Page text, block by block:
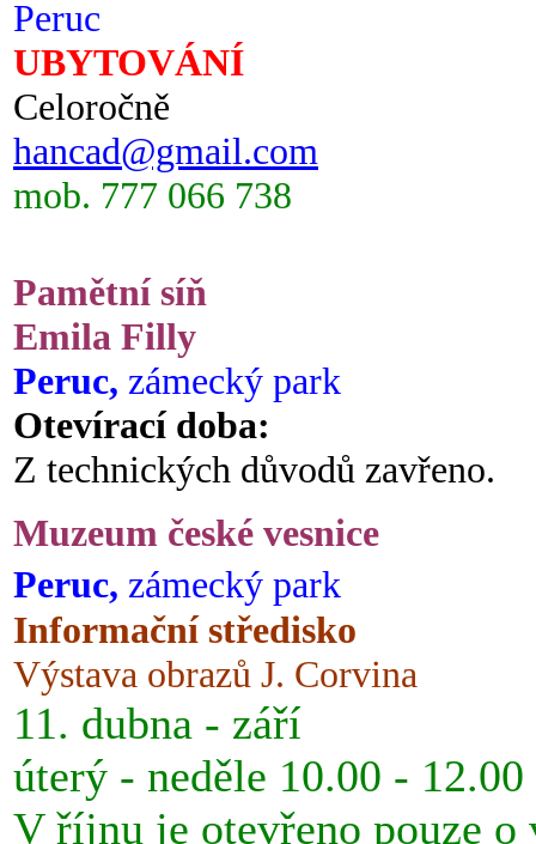
Peruc
UBYTOVÁNÍ
Celoročně
hancad@gmail.com
mob. 777 066 738
Pamětní síň
Emila Filly
Peruc, zámecký park
Otevírací doba:
Z technických důvodů zavřeno.
Muzeum české vesnice
Peruc, zámecký park
Informační středisko
Výstava obrazů J. Corvina
11. dubna - září
úterý - neděle 10.00 -
V říjnu je otevřeno pouze o